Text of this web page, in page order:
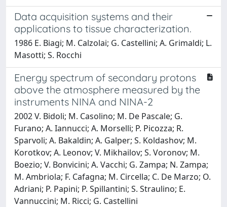
Data acquisition systems and their
applications to tissue characterization.
1986 E. Biagi; M. Calzolai; G. Castellini; A. Grimaldi; L.
Masotti; S. Rocchi
Energy spectrum of secondary protons
above the atmosphere measured by the
instruments NINA and NINA-2
2002 V. Bidoli; M. Casolino; M. De Pascale; G.
Furano; A. Iannucci; A. Morselli; P. Picozza; R.
Sparvoli; A. Bakaldin; A. Galper; S. Koldashov; M.
Korotkov; A. Leonov; V. Mikhailov; S. Voronov; M.
Boezio; V. Bonvicini; A. Vacchi; G. Zampa; N. Zampa;
M. Ambriola; F. Cafagna; M. Circella; C. De Marzo; O.
Adriani; P. Papini; P. Spillantini; S. Straulino; E.
Vannuccini; M. Ricci; G. Castellini